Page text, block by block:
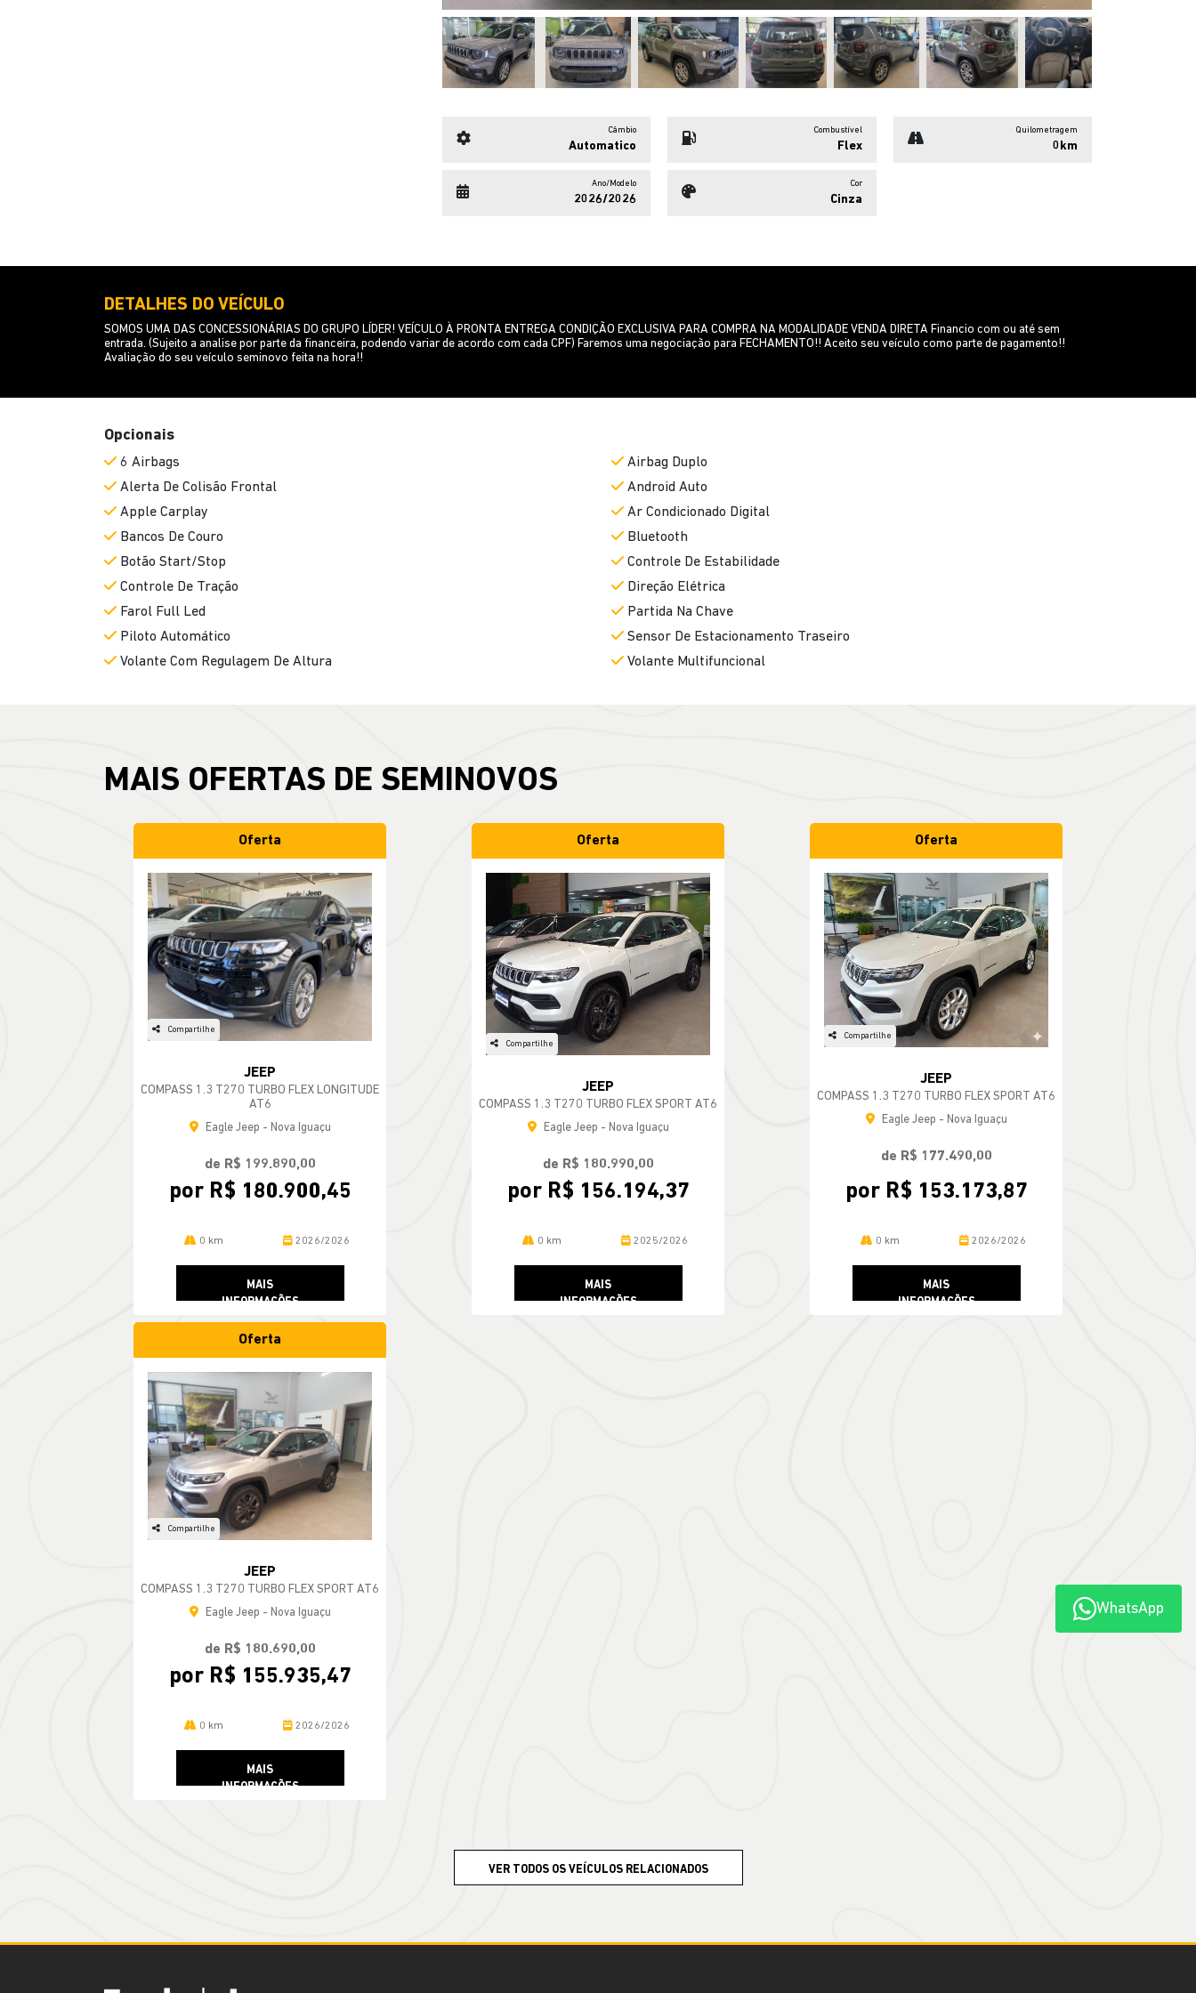
Câmbio
Automatico
Combustível
Flex
Quilometragem
0km
Ano/Modelo
2026/2026
Cor
Cinza
DETALHES DO VEÍCULO
SOMOS UMA DAS CONCESSIONÁRIAS DO GRUPO LÍDER! VEÍCULO À PRONTA ENTREGA CONDIÇÃO EXCLUSIVA PARA COMPRA NA MODALIDADE VENDA DIRETA Financio com ou até sem
entrada. (Sujeito a analise por parte da financeira, podendo variar de acordo com cada CPF) Faremos uma negociação para FECHAMENTO!! Aceito seu veículo como parte de pagamento!!
Avaliação do seu veículo seminovo feita na hora!!
Opcionais
6 Airbags
Airbag Duplo
Alerta De Colisão Frontal
Android Auto
Apple Carplay
Ar Condicionado Digital
Bancos De Couro
Bluetooth
Botão Start/Stop
Controle De Estabilidade
Controle De Tração
Direção Elétrica
Farol Full Led
Partida Na Chave
Piloto Automático
Sensor De Estacionamento Traseiro
Volante Com Regulagem De Altura
Volante Multifuncional
MAIS OFERTAS DE SEMINOVOS
Oferta
Compartilhe
JEEP
COMPASS 1.3 T270 TURBO FLEX LONGITUDE
AT6
Eagle Jeep - Nova Iguaçu
de R$ 199.890,00
por R$ 180.900,45
0 km 2026/2026
MAIS
INFORMAÇÕES
Oferta
Compartilhe
JEEP
COMPASS 1.3 T270 TURBO FLEX SPORT AT6
Eagle Jeep - Nova Iguaçu
de R$ 180.990,00
por R$ 156.194,37
0 km 2025/2026
MAIS
INFORMAÇÕES
Oferta
Compartilhe
JEEP
COMPASS 1.3 T270 TURBO FLEX SPORT AT6
Eagle Jeep - Nova Iguaçu
de R$ 177.490,00
por R$ 153.173,87
0 km 2026/2026
MAIS
INFORMAÇÕES
Oferta
Compartilhe
JEEP
COMPASS 1.3 T270 TURBO FLEX SPORT AT6
Eagle Jeep - Nova Iguaçu
de R$ 180.690,00
por R$ 155.935,47
0 km 2026/2026
MAIS
INFORMAÇÕES
VER TODOS OS VEÍCULOS RELACIONADOS
WhatsApp